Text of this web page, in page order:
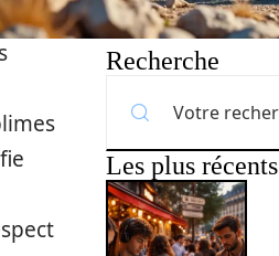
Recherche
Les plus récents